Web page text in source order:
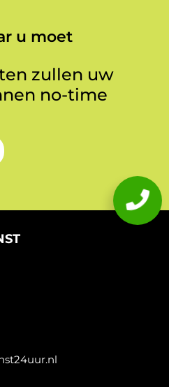
u moet
zullen uw
no-time